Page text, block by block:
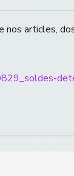
nos articles,